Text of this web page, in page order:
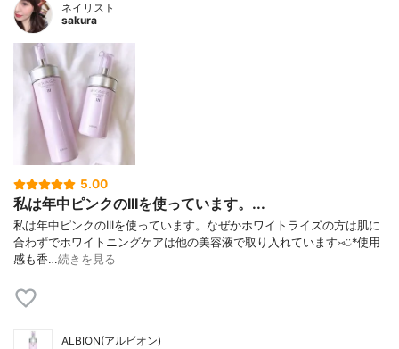
ネイリスト
sakura
5.00
私は年中ピンクのIIIを使っています。...
私は年中ピンクのIIIを使っています。なぜかホワイトライズの方は肌に
合わずでホワイトニングケアは他の美容液で取り入れています⑅︎◡̈︎*使用
感も香…続きを見る
ALBION(アルビオン)